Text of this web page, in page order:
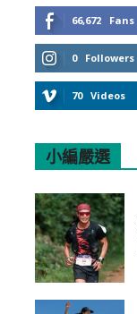
66,672 Fans
0 Followers
70 Videos
小編嚴選